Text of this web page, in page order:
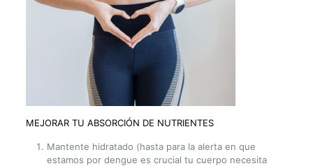
MEJORAR TU ABSORCIÓN DE NUTRIENTES
Mantente hidratado (hasta para la alerta en que
estamos por dengue es crucial tu cuerpo necesita